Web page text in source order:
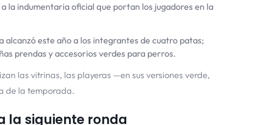
la indumentaria oficial que portan los jugadores en la
alcanzó este año a los integrantes de cuatro patas;
prendas y accesorios verdes para perros.
las vitrinas, las playeras —en sus versiones verde,
de la temporada.
la siguiente ronda